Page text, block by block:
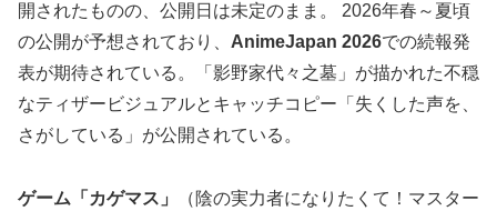
開されたものの、公開日は未定のまま。 2026年春～夏頃
の公開が予想されており、 AnimeJapan 2026での続報発
表が期待されている。「影野家代々之墓」が描かれた不穏
なティザービジュアルとキャッチコピー「失くした声を、
さがしている」が公開されている。
ゲーム「カゲマス」
（陰の実力者になりたくて！マスター